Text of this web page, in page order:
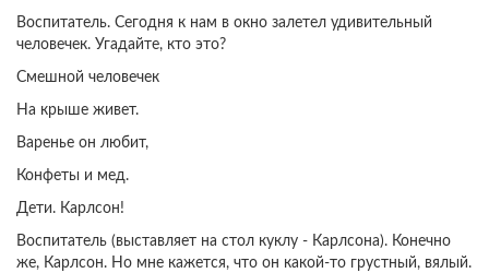
Воспитатель. Сегодня к нам в окно залетел удивительный
человечек. Угадайте, кто это?
Смешной человечек
На крыше живет.
Варенье он любит,
Конфеты и мед.
Дети. Карлсон!
Воспитатель (выставляет на стол куклу - Карлсона). Конечно
же, Карлсон. Но мне кажется, что он какой-то грустный, вялый.